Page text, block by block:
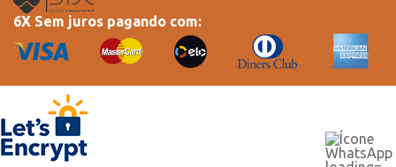
6X Sem juros pagando com: